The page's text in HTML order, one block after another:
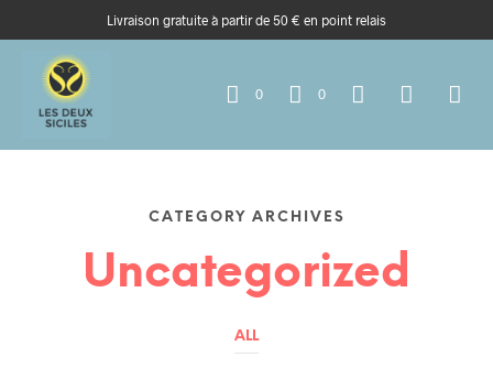
Livraison gratuite à partir de 50 € en point relais
0 0
CATEGORY ARCHIVES
Uncategorized
ALL